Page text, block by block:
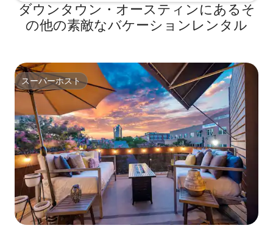
ダウンタウン・オースティンにあるそ
の他の素敵なバケーションレンタル
スーパーホスト
スーパーホスト